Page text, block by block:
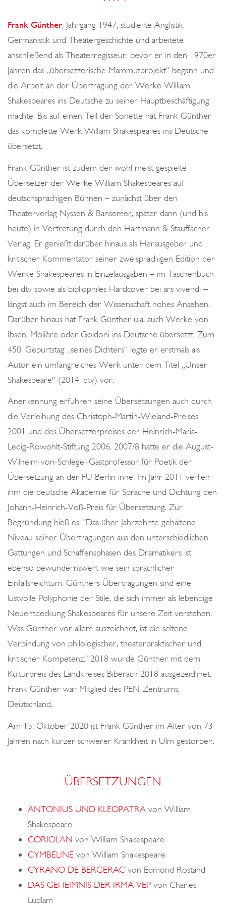
Frank Günther, Jahrgang 1947, studierte Anglistik,
Germanistik und Theatergeschichte und arbeitete
anschließend als Theaterregisseur, bevor er in den 1970er
Jahren das „übersetzerische Mammutprojekt“ begann und
die Arbeit an der Übertragung der Werke William
Shakespeares ins Deutsche zu seiner Hauptbeschäftigung
machte. Bis auf einen Teil der Sonette hat Frank Günther
das komplette Werk William Shakespeares ins Deutsche
übersetzt.
Frank Günther ist zudem der wohl meist gespielte
Übersetzer der Werke William Shakespeares auf
deutschsprachigen Bühnen – zunächst über den
Theaterverlag Nyssen & Bansemer, später dann (und bis
heute) in Vertretung durch den Hartmann & Stauffacher
Verlag. Er genießt darüber hinaus als Herausgeber und
kritischer Kommentator seiner zweisprachigen Edition der
Werke Shakespeares in Einzelausgaben – im Taschenbuch
bei dtv sowie als bibliophiles Hardcover bei ars vivendi –
längst auch im Bereich der Wissenschaft hohes Ansehen.
Darüber hinaus hat Frank Günther u.a. auch Werke von
Ibsen, Molière oder Goldoni ins Deutsche übersetzt. Zum
450. Geburtstag „seines Dichters“ legte er erstmals als
Autor ein umfangreiches Werk unter dem Titel „Unser
Shakespeare“ (2014, dtv) vor.
Anerkennung erfuhren seine Übersetzungen auch durch
die Verleihung des Christoph-Martin-Wieland-Preises
2001 und des Übersetzerpreises der Heinrich-Maria-
Ledig-Rowohlt-Stiftung 2006. 2007/8 hatte er die August-
Wilhelm-von-Schlegel-Gastprofessur für Poetik der
Übersetzung an der FU Berlin inne. Im Jahr 2011 verlieh
ihm die deutsche Akademie für Sprache und Dichtung den
Johann-Heinrich-Voß-Preis für Übersetzung. Zur
Begründung hieß es: "Das über Jahrzehnte gehaltene
Niveau seiner Übertragungen aus den unterschiedlichen
Gattungen und Schaffensphasen des Dramatikers ist
ebenso bewundernswert wie sein sprachlicher
Einfallsreichtum. Günthers Übertragungen sind eine
lustvolle Polyphonie der Stile, die sich immer als lebendige
Neuentdeckung Shakespeares für unsere Zeit verstehen.
Was Günther vor allem auszeichnet, ist die seltene
Verbindung von philologischer, theaterpraktischer und
kritischer Kompetenz." 2018 wurde Günther mit dem
Kulturpreis des Landkreises Biberach 2018 ausgezeichnet.
Frank Günther war Mitglied des PEN-Zentrums,
Deutschland.
Am 15. Oktober 2020 ist Frank Günther im Alter von 73
Jahren nach kurzer schwerer Krankheit in Ulm gestorben.
ÜBERSETZUNGEN
ANTONIUS UND KLEOPATRA von William
Shakespeare
CORIOLAN von William Shakespeare
CYMBELINE von William Shakespeare
CYRANO DE BERGERAC von Edmond Rostand
DAS GEHEIMNIS DER IRMA VEP von Charles
Ludlam